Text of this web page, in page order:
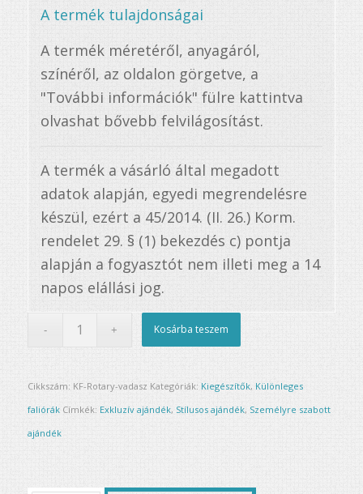
A termék tulajdonságai
A termék méretéről, anyagáról,
színéről, az oldalon görgetve, a
"További információk" fülre kattintva
olvashat bővebb felvilágosítást.
A termék a vásárló által megadott
adatok alapján, egyedi megrendelésre
készül, ezért a 45/2014. (II. 26.) Korm.
rendelet 29. § (1) bekezdés c) pontja
alapján a fogyasztót nem illeti meg a 14
napos elállási jog.
Kosárba teszem
Cikkszám: KF-Rotary-vadasz Kategóriák: Kiegészítők, Különleges
faliórák Címkék: Exkluzív ajándék, Stílusos ajándék, Személyre szabott
ajándék